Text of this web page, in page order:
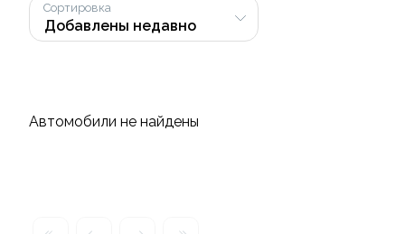
Сортировка
Автомобили не найдены